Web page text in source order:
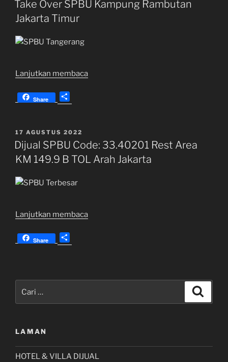
di
Take Over SPBU Kampung Rambutan
Jakarta Timur
Lanjutkan membaca“Take
Timur”
Share
h
e
DIPOSKAN
PADA
17 AGUSTUS 2022
Dijual SPBU Code: 33.40201 Rest Area
KM 149.9 B TOL Arah Jakarta
Lanjutkan membaca“Dijual
Jakarta”
Share
h
e
LAMAN
HOTEL & VILLA DIJUAL